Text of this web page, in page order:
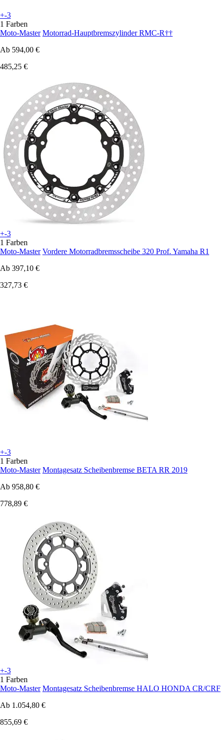
+-3
1 Farben
Moto-Master Motorrad-Hauptbremszylinder RMC-R††
Ab 594,00 €
485,25 €
+-3
1 Farben
Moto-Master Vordere Motorradbremsscheibe 320 Prof. Yamaha R1
Ab 397,10 €
327,73 €
+-3
1 Farben
Moto-Master Montagesatz Scheibenbremse BETA RR 2019
Ab 958,80 €
778,89 €
+-3
1 Farben
Moto-Master Montagesatz Scheibenbremse HALO HONDA CR/CRF
Ab 1.054,80 €
855,69 €